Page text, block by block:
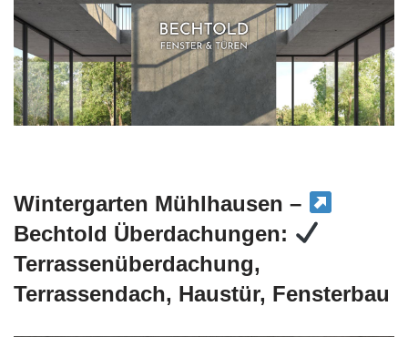
Wintergarten Mühlhausen –
Bechtold Überdachungen:
Terrassenüberdachung,
Terrassendach, Haustür, Fensterbau